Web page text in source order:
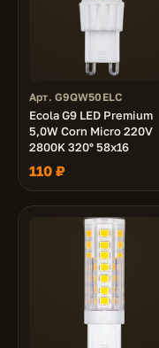
Арт. G9QW50ELC
Ecola G9 LED Premium
5,0W Corn Micro 220V
2800K 320° 58x16
110 ₽